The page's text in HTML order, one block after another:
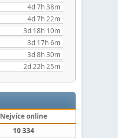
4d 7h 38m
4d 7h 22m
3d 18h 10m
3d 17h 6m
3d 8h 30m
2d 22h 25m
Nejvíce online
10 334